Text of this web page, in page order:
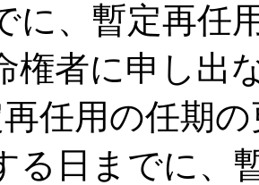
に、暫定再任
権者に申し出
任用の任期の
る日までに、